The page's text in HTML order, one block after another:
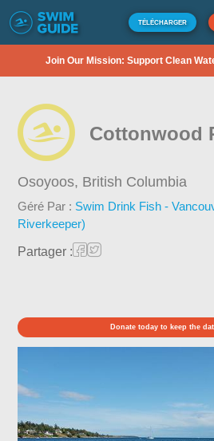
TÉLÉCHARGER
Join Our Mission: Support Clean
Cottonwood
Osoyoos, British Columbia
Géré Par : Swim Drink Fish -
Riverkeeper)
Partager :
Donate today to keep the